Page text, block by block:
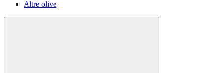
Altre olive